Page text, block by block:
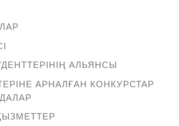
АЛЬЯНСЫ
АРНАЛҒАН КОНКУРСТАР